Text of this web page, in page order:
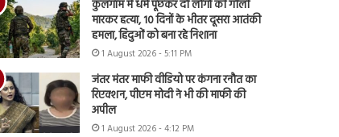
कुलगाम में धर्म पूछकर दो लोगों की गोली
मारकर हत्या, 10 दिनों के भीतर दूसरा आतंकी
हमला, हिंदुओं को बना रहे निशाना
1 August 2026 - 5:11 PM
जंतर मंतर माफी वीडियो पर कंगना रनौत का
रिएक्शन, पीएम मोदी ने भी की माफी की
अपील
1 August 2026 - 4:12 PM